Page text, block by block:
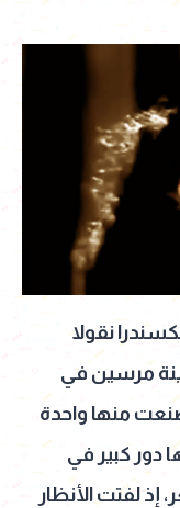
نقولا
ديسمبر عام 1924 بمدينة مرسين في
صنعت منها واحدة
دور كبير في
لفتت الأنظار